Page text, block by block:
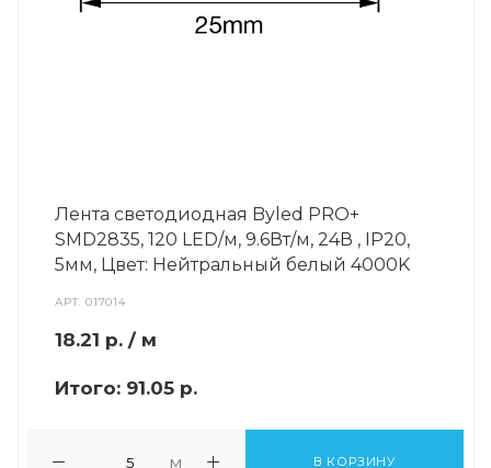
Лента светодиодная Byled PRO+
SMD2835, 120 LED/м, 9.6Вт/м, 24В , IP20,
5мм, Цвет: Нейтральный белый 4000K
АРТ.017014
18.21 р. / м
Итого: 91.05 р.
м В КОРЗИНУ